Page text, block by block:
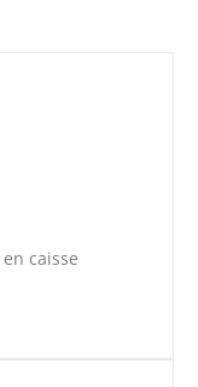
en caisse